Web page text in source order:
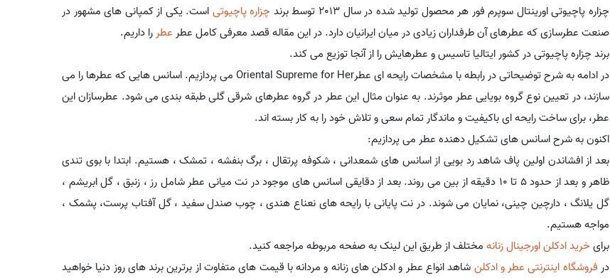
چزاره پاچیوتی اورینتال سوپرم فور هر محصول تولید شده در سال 2013 توسط برند چزاره پاچیوتی است. یکی از کمپانی های مشهور در
صنعت عطرسازی که عطرهای آن طرفداران زیادی در میان ایرانیان دارد. در این مقاله قصد معرفی کامل عطر عطر را داریم.
برند چزاره پاچیوتی در کشور ایتالیا تاسیس و عطرهایش را از آنجا توزیع می کند.
در ادامه به شرح توضیحاتی در رابطه با مشخصات رایحه ای عطرOriental Supreme for Her می پردازیم. اسانس هایی که عطرها را می
سازند، در تعیین نوع گروه بویایی عطر موثرند. به عنوان مثال این عطر در گروه عطرهای شرقی گلی طبقه بندی می شود. عطرسازان این
عطر، برای ساخت رایحه ای باکیفیت و ماندگار تمام سعی و تلاش خود را به کار بسته اند.
اکنون به شرح اسانس های تشکیل دهنده عطر می پردازیم:
بعد از افشاندن اولین پاف شاهد رد بویی از اسانس های شمعدانی ، شکوفه پرتقال ، برگ بنفشه ، تمشک ، هستیم. ابتدا با بوی تندی
ظاهر و بعد از حدود 5 تا 10 دقیقه از بین می روند. بعد از دقایقی اسانس های موجود در نت میانی عطر شامل رز ، زنبق ، گل ابریشم ،
گل یلانگ ، دارچین چینی، نمایان می شوند. در نت پایانی با رایحه های نعناع هندی ، چوب صندل سفید ، گل آفتاب پرست، پشمک ،
مواجه هستیم.
برایخرید ادکلن اورجینال زنانه مختلف از طریق این لینک به صفحه مربوطه مراجعه کنید.
در فروشگاه اینترنتی عطر و ادکلن شاهد انواع عطر و ادکلن های زنانه و مردانه با قیمت های متفاوت از برترین برند های روز دنیا خواهید